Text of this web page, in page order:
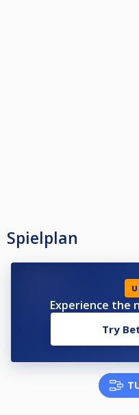
Spielplan
Experience the
Try